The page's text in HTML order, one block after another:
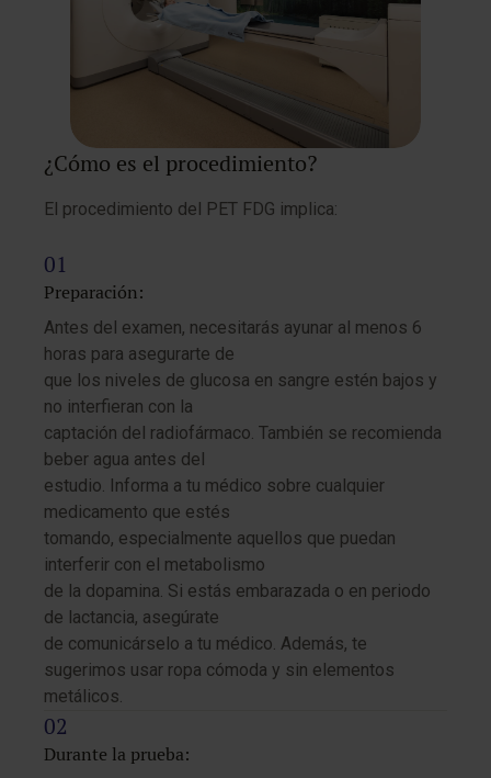
¿Cómo es el procedimiento?
El procedimiento del PET FDG implica:
Preparación:
Antes del examen, necesitarás ayunar al menos 6
horas para asegurarte de
que los niveles de glucosa en sangre estén bajos y
no interfieran con la
captación del radiofármaco. También se recomienda
beber agua antes del
estudio. Informa a tu médico sobre cualquier
medicamento que estés
tomando, especialmente aquellos que puedan
interferir con el metabolismo
de la dopamina. Si estás embarazada o en periodo
de lactancia, asegúrate
de comunicárselo a tu médico. Además, te
sugerimos usar ropa cómoda y sin elementos
metálicos.
Durante la prueba: